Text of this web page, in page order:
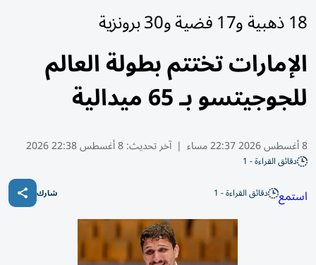
18 ذهبية و17 فضية و30 برونزية
الإمارات تختتم بطولة العالم
للجوجيتسو بـ 65 ميدالية
8 أغسطس 2026 22:37 مساء | آخر تحديث:8 أغسطس 22:38 2026
دقائق القراءة - 1
استمع دقائق القراءة - 1 شارك